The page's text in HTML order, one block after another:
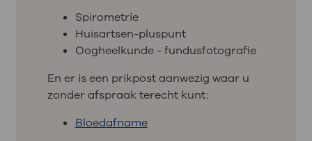
Spirometrie
Huisartsen-pluspunt
Oogheelkunde - fundusfotografie
En er is een prikpost aanwezig waar u
zonder afspraak terecht kunt:
Bloedafname